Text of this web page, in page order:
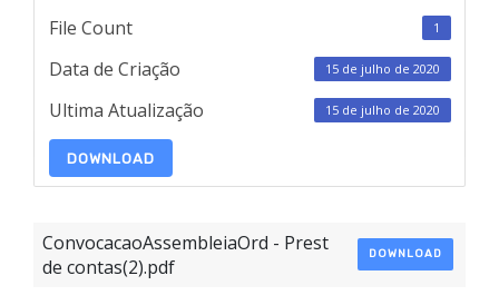
File Count 1
Data de Criação 15 de julho de 2020
Ultima Atualização 15 de julho de 2020
DOWNLOAD
ConvocacaoAssembleiaOrd - Prest
de contas(2).pdf
DOWNLOAD